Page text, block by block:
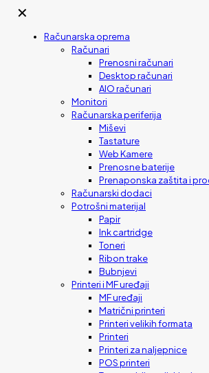
✕
Računarska oprema
Računari
Prenosni računari
Desktop računari
AIO računari
Monitori
Računarska periferija
Miševi
Tastature
Web Kamere
Prenosne baterije
Prenaponska zaštita i
Računarski dodaci
Potrošni materijal
Papir
Ink cartridge
Toneri
Ribon trake
Bubnjevi
Printeri i MF uređaji
MF uređaji
Matrični printeri
Printeri velikih formata
Printeri
Printeri za naljepnice
POS printeri